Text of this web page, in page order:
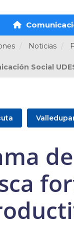
Noticias
Social